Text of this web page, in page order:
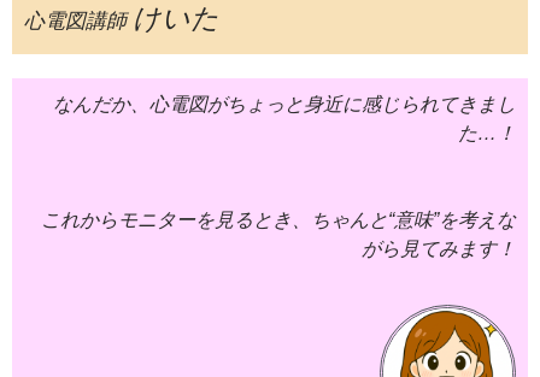
心電図講師 けいた
なんだか、心電図がちょっと身近に感じられてきまし
た…！
これからモニターを見るとき、ちゃんと“意味”を考えな
がら見てみます！